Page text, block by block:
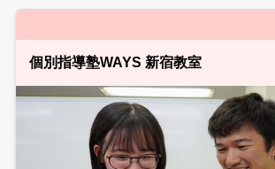
個別指導塾WAYS 新宿教室